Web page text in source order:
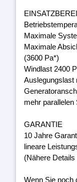
Maximale
Maximale
(3600 Pa*)
Windlast 2400
Auslegungslast
mehr parallelen
GARANTIE
10 Jahre
lineare
(Nähere
Wenn Sie noch